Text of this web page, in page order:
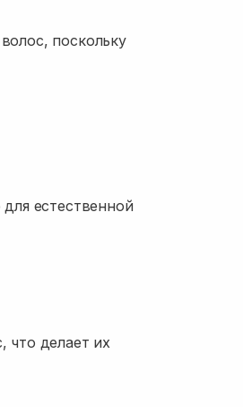
поскольку
естественной
что делает их